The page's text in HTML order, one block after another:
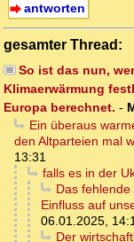
antworten
gesamter Thread:
So ist das nun,
Klimaerwärmung
Europa berechnet. -
Ein überaus
den Altparteien mal
13:31
falls es in der
Das
Einfluss auf
06.01.2025,
Der